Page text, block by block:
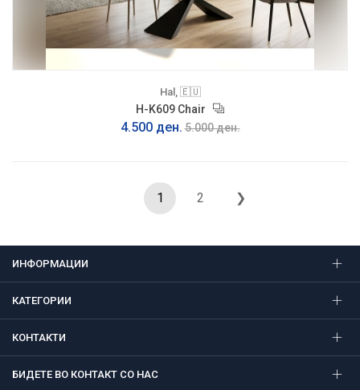
Hal, 🇪🇺
H-K609 Chair
4.500 ден. 5.000 ден.
1 2 ❯
ИНФОРМАЦИИ
КАТЕГОРИИ
КОНТАКТИ
БИДЕТЕ ВО КОНТАКТ СО НАС